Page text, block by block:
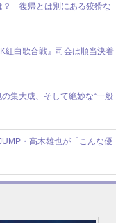
？ 復帰とは別にある狡猾な
白歌合戦』司会は順当決着
集大成、そして絶妙な“一般
・高木雄也が「こんな優